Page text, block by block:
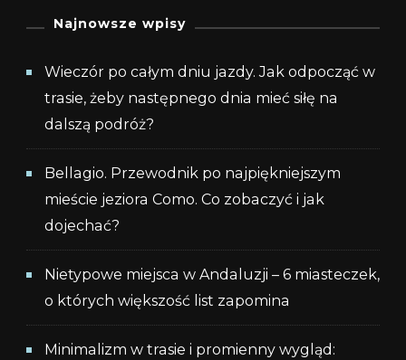
Najnowsze wpisy
Wieczór po całym dniu jazdy. Jak odpocząć w
trasie, żeby następnego dnia mieć siłę na
dalszą podróż?
Bellagio. Przewodnik po najpiękniejszym
mieście jeziora Como. Co zobaczyć i jak
dojechać?
Nietypowe miejsca w Andaluzji – 6 miasteczek,
o których większość list zapomina
Minimalizm w trasie i promienny wygląd: